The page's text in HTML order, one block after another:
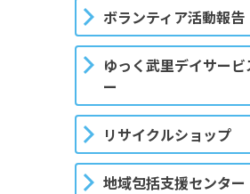
ボランティア活動報告
ゆっく武里デイサービ
ー
リサイクルショップ
地域包括支援センター